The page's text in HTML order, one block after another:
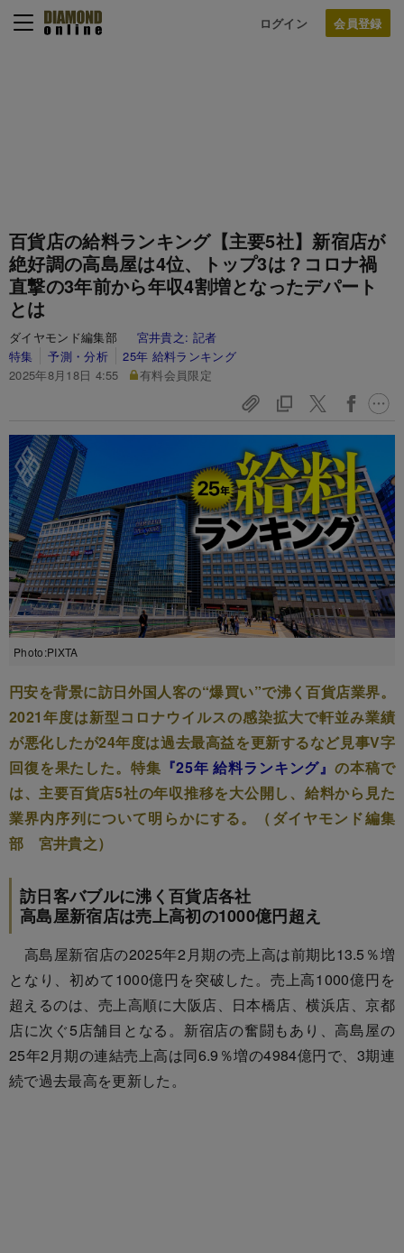
ログイン
百貨店の給料ランキング【主要5社】新宿店が
絶好調の高島屋は4位、トップ3は？コロナ禍
直撃の3年前から年収4割増となったデパート
とは
ダイヤモンド編集部 宮井貴之: 記者
特集
予測・分析
25年 給料ランキング
2025年8月18日 4:55
有料会員限定
Photo:PIXTA
円安を背景に訪日外国人客の“爆買い”で沸く百貨店業界。
2021年度は新型コロナウイルスの感染拡大で軒並み業績
が悪化したが24年度は過去最高益を更新するなど見事V字
回復を果たした。特集 『25年 給料ランキング』の本稿で
は、主要百貨店5社の年収推移を大公開し、給料から見た
業界内序列について明らかにする。（ダイヤモンド編集
部 宮井貴之）
訪日客バブルに沸く百貨店各社
高島屋新宿店は売上高初の1000億円超え
高島屋新宿店の2025年2月期の売上高は前期比13.5％増
となり、初めて1000億円を突破した。売上高1000億円を
超えるのは、売上高順に大阪店、日本橋店、横浜店、京都
店に次ぐ5店舗目となる。新宿店の奮闘もあり、高島屋の
25年2月期の連結売上高は同6.9％増の4984億円で、3期連
続で過去最高を更新した。